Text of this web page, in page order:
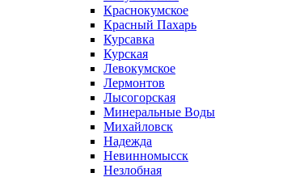
Краснокумское
Красный Пахарь
Курсавка
Курская
Левокумское
Лермонтов
Лысогорская
Минеральные Воды
Михайловск
Надежда
Невинномысск
Незлобная